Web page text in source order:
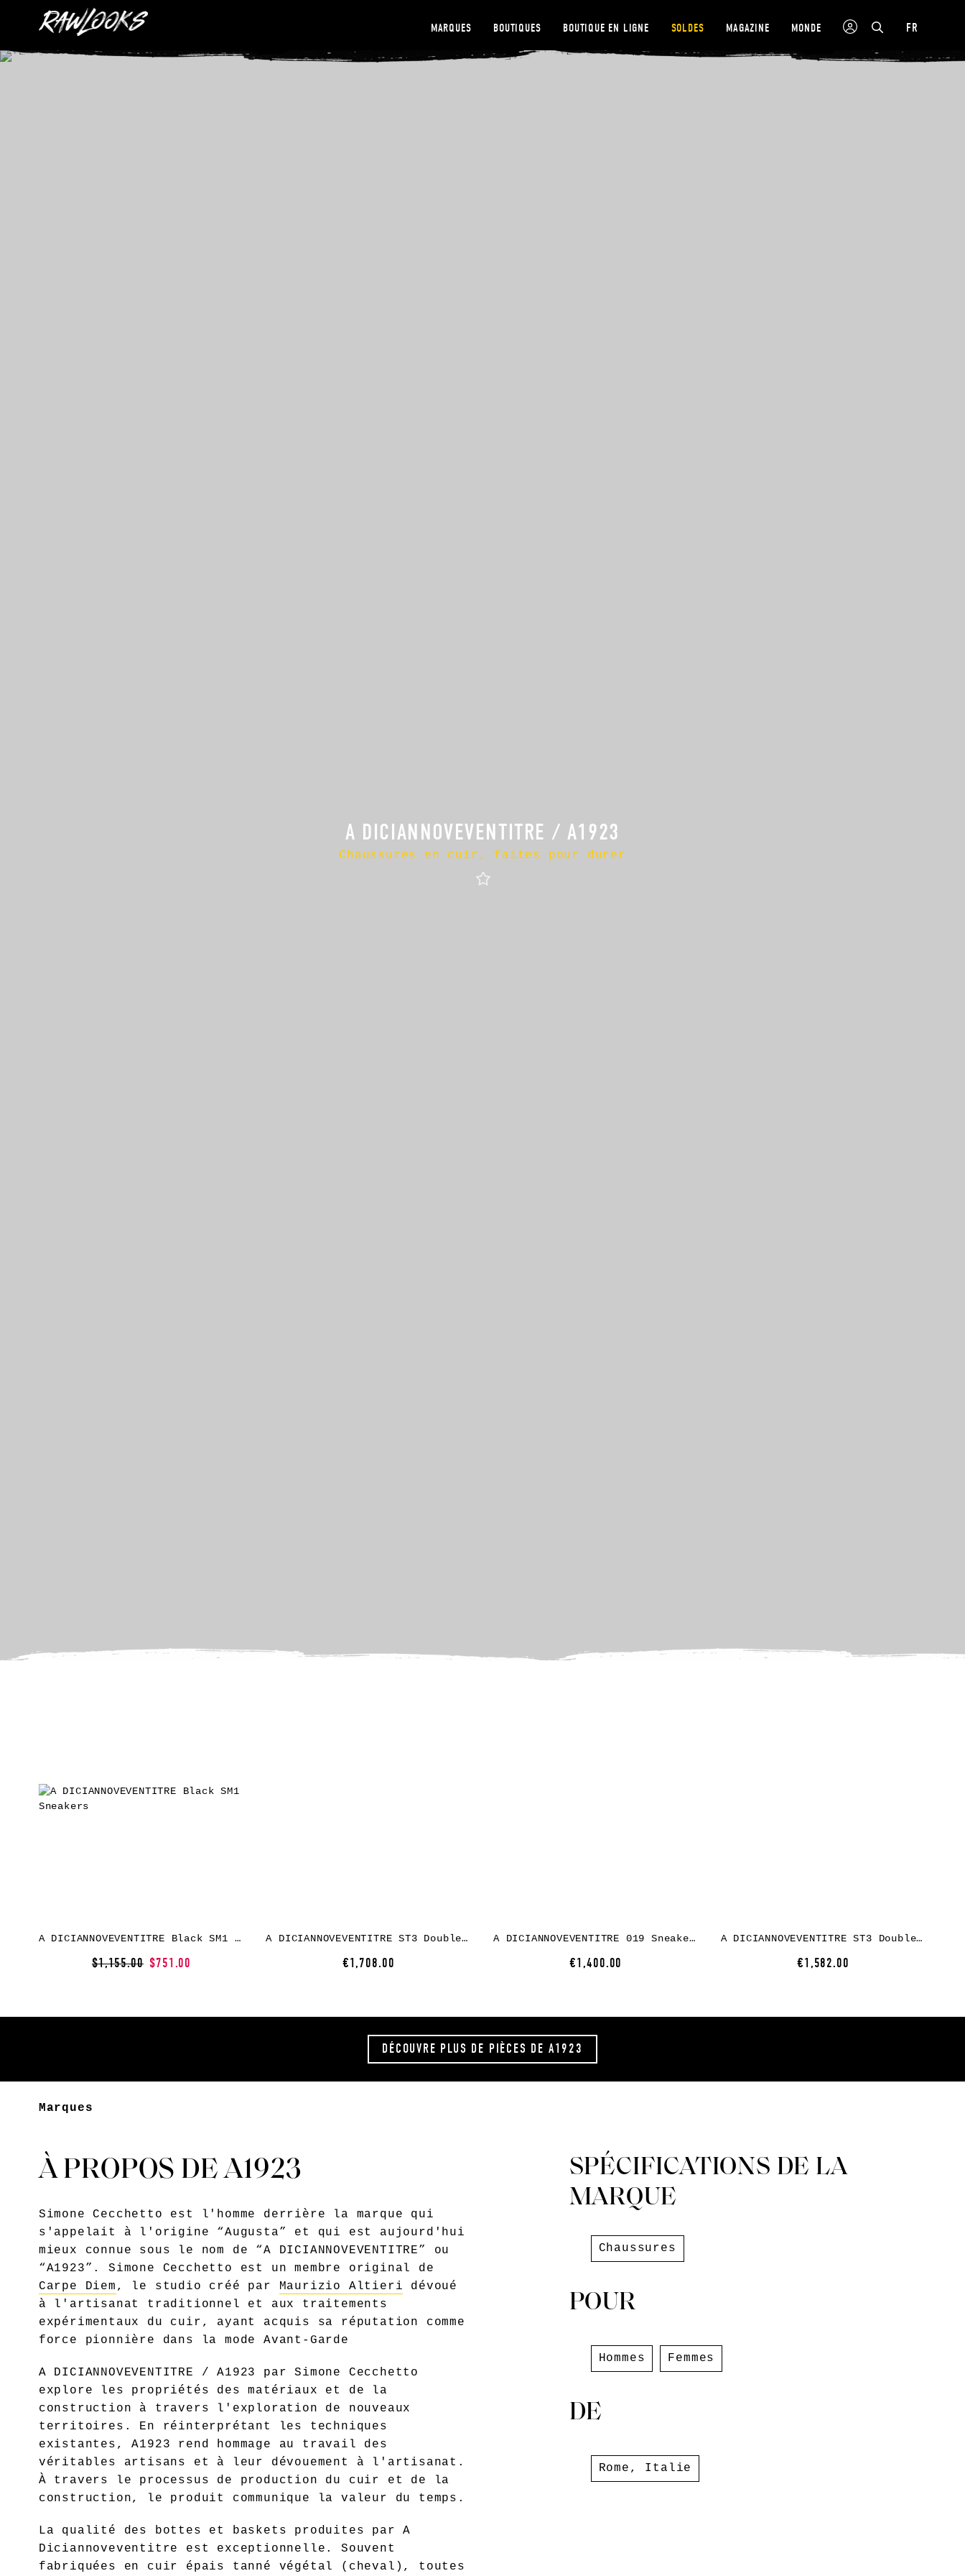
MARQUES BOUTIQUES BOUTIQUE EN LIGNE SOLDES MAGAZINE MONDE FR
A DICIANNOVEVENTITRE / A1923
Chaussures en cuir, faites pour durer
A DICIANNOVEVENTITRE Black SM1 Sneakers
$1,155.00 $751.00
A DICIANNOVEVENTITRE ST3 Double Zip Boot, black, horse leather rev
€1,708.00
A DICIANNOVEVENTITRE 019 Sneaker, white horse leather, white rubber
€1,400.00
A DICIANNOVEVENTITRE ST3 Double Zip Boot, kangaoo leather, black
€1,582.00
DÉCOUVRE PLUS DE PIÈCES DE A1923
Marques
À PROPOS DE A1923
Simone Cecchetto est l'homme derrière la marque qui
s'appelait à l'origine “Augusta” et qui est aujourd'hui
mieux connue sous le nom de “A DICIANNOVEVENTITRE” ou
“A1923”. Simone Cecchetto est un membre original de
Carpe Diem , le studio créé par Maurizio Altieri dévoué
à l'artisanat traditionnel et aux traitements
expérimentaux du cuir, ayant acquis sa réputation comme
force pionnière dans la mode Avant-Garde
A DICIANNOVEVENTITRE / A1923 par Simone Cecchetto
explore les propriétés des matériaux et de la
construction à travers l'exploration de nouveaux
territoires. En réinterprétant les techniques
existantes, A1923 rend hommage au travail des
véritables artisans et à leur dévouement à l'artisanat.
À travers le processus de production du cuir et de la
construction, le produit communique la valeur du temps.
La qualité des bottes et baskets produites par A
Diciannoveventitre est exceptionnelle. Souvent
fabriquées en cuir épais tanné végétal (cheval), toutes
SPÉCIFICATIONS DE LA
MARQUE
Chaussures
POUR
Hommes Femmes
DE
Rome , Italie